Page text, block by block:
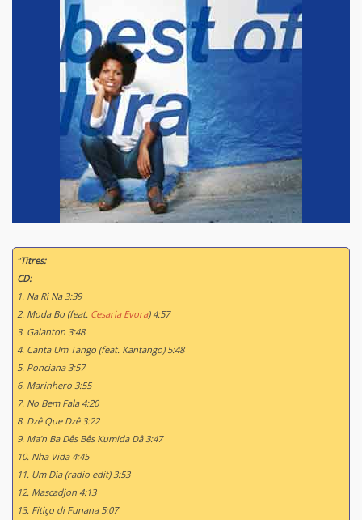
“Titres:
CD:
1. Na Ri Na 3:39
2. Moda Bo (feat. Cesaria Evora) 4:57
3. Galanton 3:48
4. Canta Um Tango (feat. Kantango) 5:48
5. Ponciana 3:57
6. Marinhero 3:55
7. No Bem Fala 4:20
8. Dzê Que Dzê 3:22
9. Ma’n Ba Dês Bês Kumida Dâ 3:47
10. Nha Vida 4:45
11. Um Dia (radio edit) 3:53
12. Mascadjon 4:13
13. Fitiço di Funana 5:07